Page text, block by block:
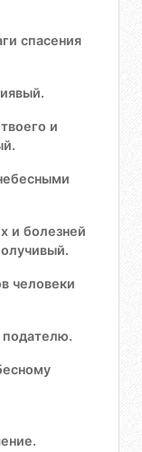
спасения
и
и болезней
человеки
подателю.